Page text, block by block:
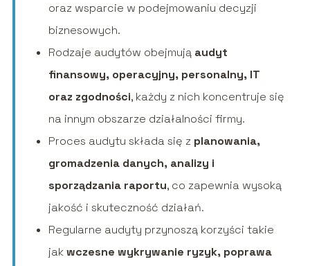
oraz wsparcie w podejmowaniu decyzji
biznesowych.
Rodzaje audytów obejmują audyt
finansowy, operacyjny, personalny, IT
oraz zgodności, każdy z nich koncentruje się
na innym obszarze działalności firmy.
Proces audytu składa się z planowania,
gromadzenia danych, analizy i
sporządzania raportu, co zapewnia wysoką
jakość i skuteczność działań.
Regularne audyty przynoszą korzyści takie
jakwczesne wykrywanie ryzyk, poprawa